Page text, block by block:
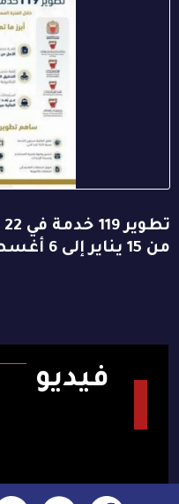
من 15 يناير إلى 6 أغسطس الجاري
فيديو